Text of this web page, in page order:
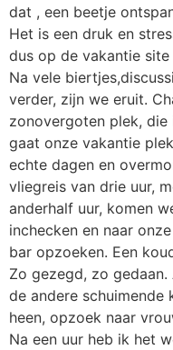
dat , een beetje
Het is een druk en
dus op de vakantie
Na vele
verder, zijn we eruit.
zonovergoten plek, die
gaat onze vakantie
echte dagen en
vliegreis van drie uur,
anderhalf uur, komen
inchecken en naar
bar opzoeken. Een
Zo gezegd, zo gedaan.
de andere schuimende
heen, opzoek naar
Na een uur heb ik het